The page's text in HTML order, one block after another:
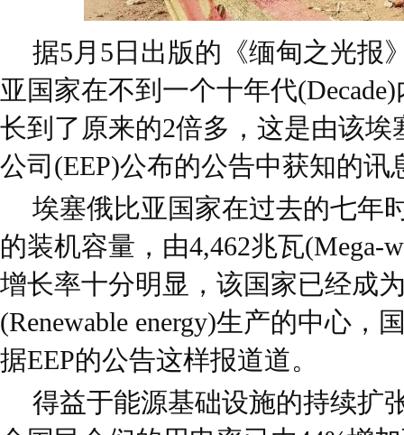
据5月5日出版的《缅甸之光报
亚国家在不到一个十年代
长到了原来的2倍多，这是由该
公司(EEP)公布的公告中获知的讯
埃塞俄比亚国家在过去的七年
的装机容量，由4,462兆瓦(Mega-
增长率十分明显，该国家已经成
(Renewable energy)生产的中心，
据EEP的公告这样报道道。
得益于能源基础设施的持续扩